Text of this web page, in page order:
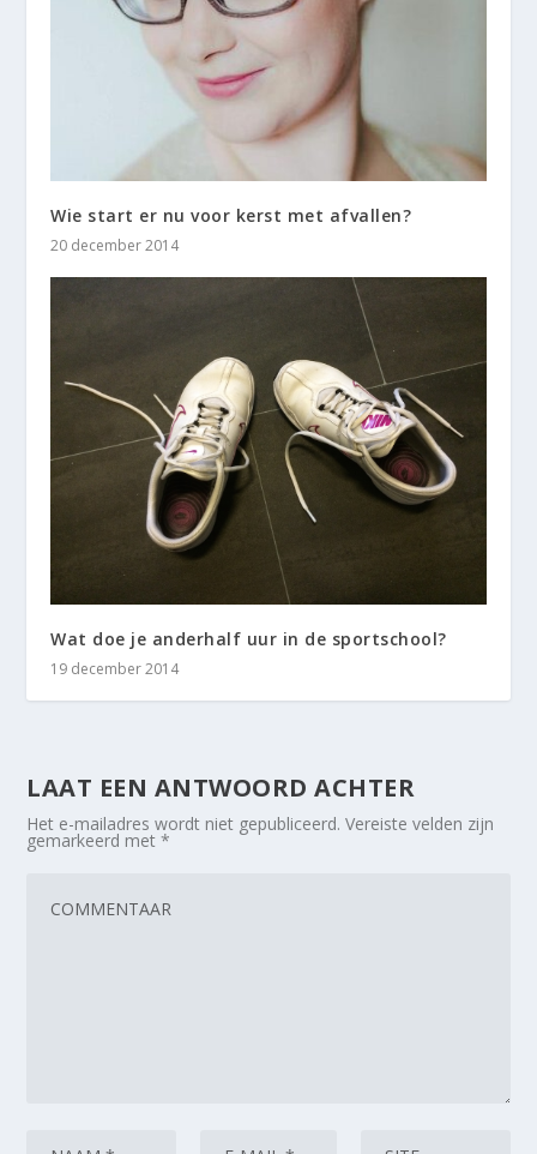
Wie start er nu voor kerst met afvallen?
20 december 2014
Wat doe je anderhalf uur in de sportschool?
19 december 2014
LAAT EEN ANTWOORD ACHTER
Het e-mailadres wordt niet gepubliceerd. Vereiste velden zijn
gemarkeerd met*